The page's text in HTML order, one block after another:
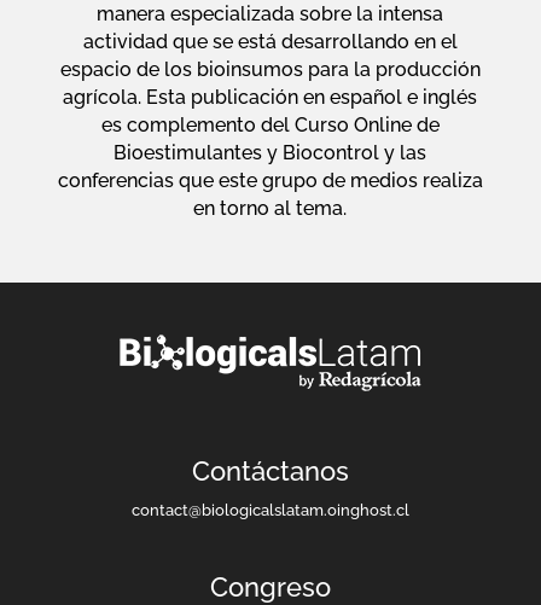
manera especializada sobre la intensa
actividad que se está desarrollando en el
espacio de los bioinsumos para la producción
agrícola. Esta publicación en español e inglés
es complemento del Curso Online de
Bioestimulantes y Biocontrol y las
conferencias que este grupo de medios realiza
en torno al tema.
Contáctanos
contact@biologicalslatam.oinghost.cl
Congreso